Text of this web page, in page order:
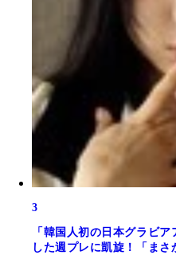
3
「韓国人初の日本グラビ
した週プレに凱旋！「ま